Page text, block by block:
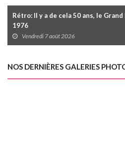
Rétro: Il y a de cela 50 ans, le
1976
Vendredi 7 août 2026
NOS DERNIÈRES GALERIES